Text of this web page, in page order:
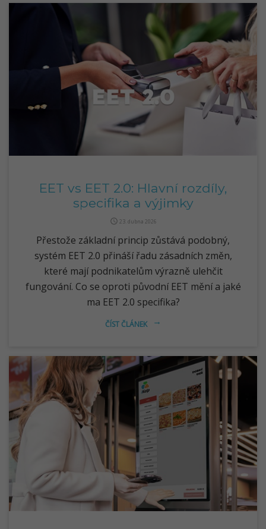
EET vs EET 2.0: Hlavní rozdíly,
specifika a výjimky
query_builder 23. dubna 2026
Přestože základní princip zůstává podobný,
systém EET 2.0 přináší řadu zásadních změn,
které mají podnikatelům výrazně ulehčit
fungování. Co se oproti původní EET mění a jaké
ma EET 2.0 specifika?
arrow_right_alt
ČÍST ČLÁNEK